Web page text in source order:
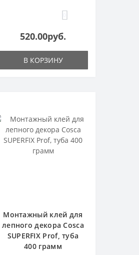
520.00руб.
В КОРЗИНУ
Монтажный клей для
лепного декора Cosca
SUPERFIX Prof, туба
400 грамм